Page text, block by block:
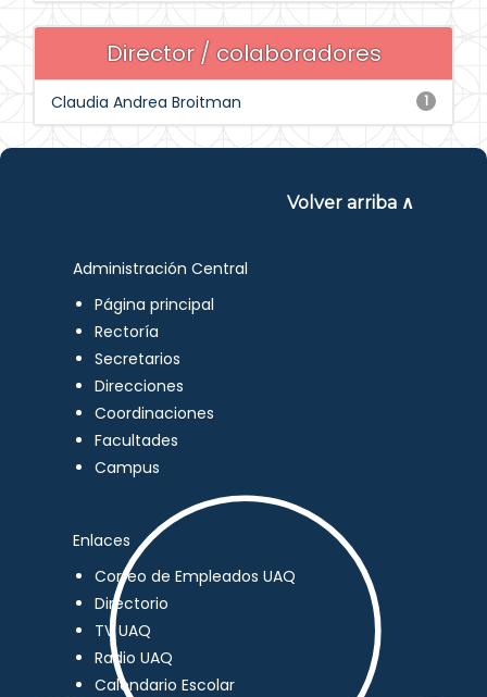
Director / colaboradores
1
Claudia Andrea Broitman
Volver arriba ∧
Administración Central
Página principal
Rectoría
Secretarios
Direcciones
Coordinaciones
Facultades
Campus
Enlaces
Correo de Empleados UAQ
Directorio
TV UAQ
Radio UAQ
Calendario Escolar